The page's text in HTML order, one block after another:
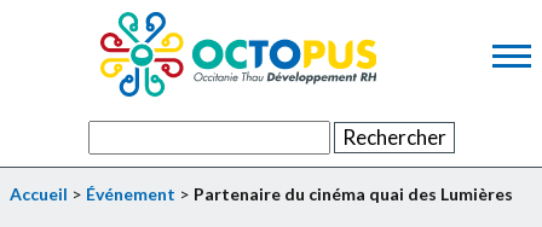
Panneau de gestion des cookies
Contenu principal
Accueil > Événement > Partenaire du cinéma quai des Lumières